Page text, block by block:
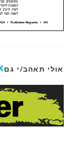
אולי תאהב/י גם